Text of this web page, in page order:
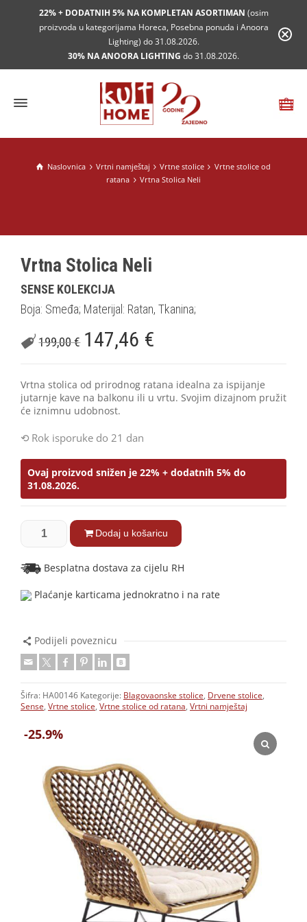
22% + DODATNIH 5% NA KOMPLETAN ASORTIMAN (osim
proizvoda u kategorijama Horeca, Posebna ponuda i Anoora
Lighting) do 31.08.2026.
30% NA ANOORA LIGHTING do 31.08.2026.
Naslovnica Vrtni namještaj Vrtne stolice
Vrtne stolice od
ratana
Vrtna Stolica Neli
-25.9%
Vrtna Stolica Neli
SENSE KOLEKCIJA
Boja: Smeđa; Materijal: Ratan, Tkanina;
199,00€ 147,46 €
Vrtna stolica od prirodnog ratana idealna za ispijanje
jutarnje kave na balkonu ili u vrtu. Svojim dizajnom pružit
će iznimnu udobnost.
Rok isporuke do 21 dan
Ovaj proizvod snižen je 22% + dodatnih 5% do
31.08.2026.
Dodaj u košaricu
Besplatna dostava za cijelu RH
Plaćanje karticama jednokratno i na rate
Podijeli poveznicu
Šifra: HA00146 Kategorije: Blagovaonske stolice, Drvene stolice,
Sense, Vrtne stolice, Vrtne stolice od ratana, Vrtni namještaj